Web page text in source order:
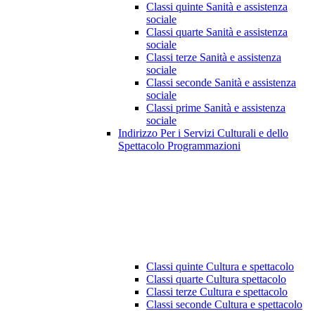
Classi quinte Sanità e assistenza
sociale
Classi quarte Sanità e assistenza
sociale
Classi terze Sanità e assistenza
sociale
Classi seconde Sanità e assistenza
sociale
Classi prime Sanità e assistenza
sociale
Indirizzo Per i Servizi Culturali e dello
Spettacolo Programmazioni
Classi quinte Cultura e spettacolo
Classi quarte Cultura spettacolo
Classi terze Cultura e spettacolo
Classi seconde Cultura e spettacolo